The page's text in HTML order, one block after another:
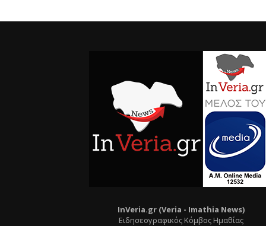
InVeria.gr (Veria - Ιmathia News)
Ειδησεογραφικός Κόμβος Ημαθίας